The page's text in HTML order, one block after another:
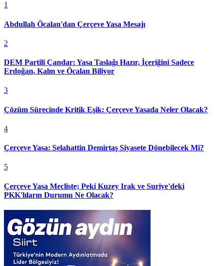
1
Abdullah Öcalan'dan Çerçeve Yasa Mesajı
2
DEM Partili Çandar: Yasa Taslağı Hazır, İçeriğini Sadece
Erdoğan, Kalın ve Öcalan Biliyor
3
Çözüm Sürecinde Kritik Eşik: Çerçeve Yasada Neler Olacak?
4
Çerçeve Yasa: Selahattin Demirtaş Siyasete Dönebilecek Mi?
5
Çerçeve Yasa Mecliste; Peki Kuzey Irak ve Suriye'deki
PKK'lıların Durumu Ne Olacak?